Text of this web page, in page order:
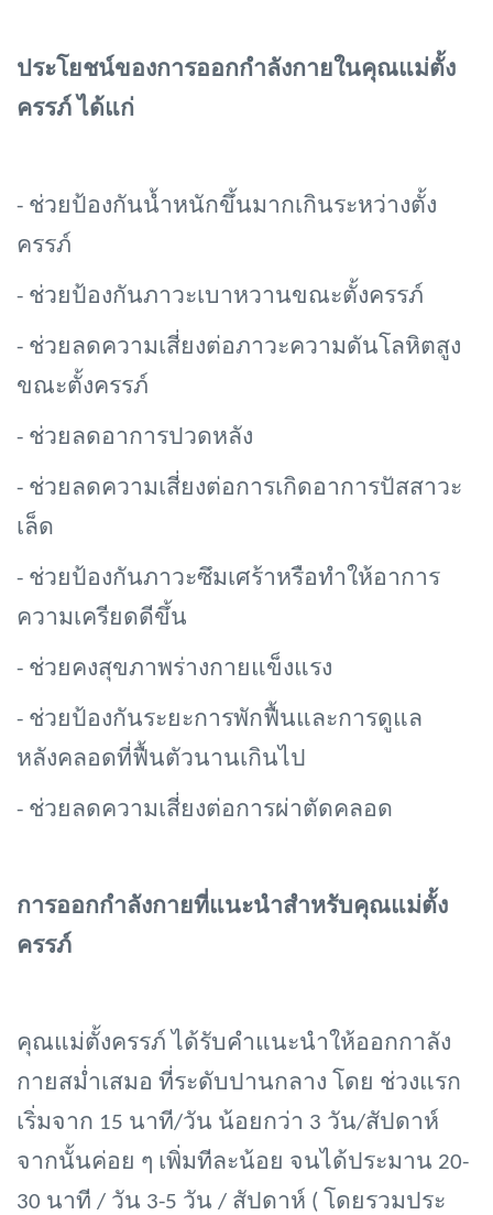
ประโยชน์ของการออกกำลังกายในคุณแม่ตั้ง
ครรภ์ ได้แก่
- ช่วยป้องกันน้ำหนักขึ้นมากเกินระหว่างตั้ง
ครรภ์
- ช่วยป้องกันภาวะเบาหวานขณะตั้งครรภ์
- ช่วยลดความเสี่ยงต่อภาวะความดันโลหิตสูง
ขณะตั้งครรภ์
- ช่วยลดอาการปวดหลัง
- ช่วยลดความเสี่ยงต่อการเกิดอาการปัสสาวะ
เล็ด
- ช่วยป้องกันภาวะซึมเศร้าหรือทำให้อาการ
ความเครียดดีขึ้น
- ช่วยคงสุขภาพร่างกายแข็งแรง
- ช่วยป้องกันระยะการพักฟื้นและการดูแล
หลังคลอดที่ฟื้นตัวนานเกินไป
- ช่วยลดความเสี่ยงต่อการผ่าตัดคลอด
การออกกำลังกายที่แนะนำสำหรับคุณแม่ตั้ง
ครรภ์
คุณแม่ตั้งครรภ์ ได้รับคำแนะนำให้ออกกาลัง
กายสม่ำเสมอ ที่ระดับปานกลาง โดย ช่วงแรก
เริ่มจาก 15 นาที/วัน น้อยกว่า 3 วัน/สัปดาห์
จากนั้นค่อย ๆ เพิ่มทีละน้อย จนได้ประมาน 20-
30 นาที / วัน 3-5 วัน / สัปดาห์ ( โดยรวมประ